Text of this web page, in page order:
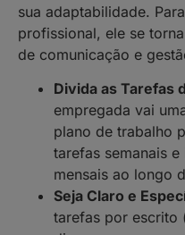
sua adaptabilidade.
profissional, ele se
de comunicação e
Divida as Tarefas
empregada vai
plano de trabalho
tarefas semanais
mensais ao longo
Seja Claro e
tarefas por escrito